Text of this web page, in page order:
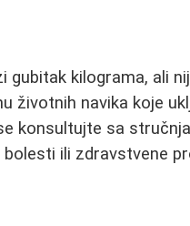
kilograma, ali
životnih navika koje
konsultujte sa
ili zdravstvene